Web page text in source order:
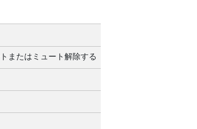
またはミュート解除する